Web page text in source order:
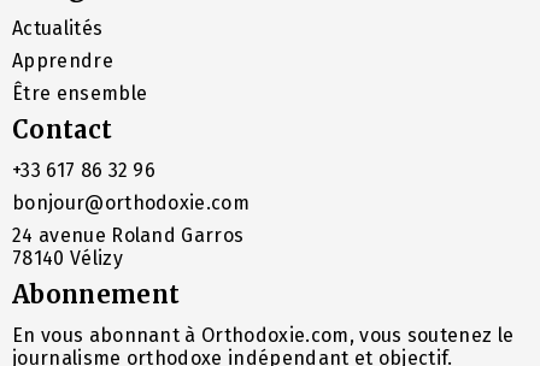
Actualités
Apprendre
Être ensemble
Contact
+33 617 86 32 96
bonjour@orthodoxie.com
24 avenue Roland Garros
78140 Vélizy
Abonnement
En vous abonnant à Orthodoxie.com, vous soutenez le
journalisme orthodoxe indépendant et objectif.